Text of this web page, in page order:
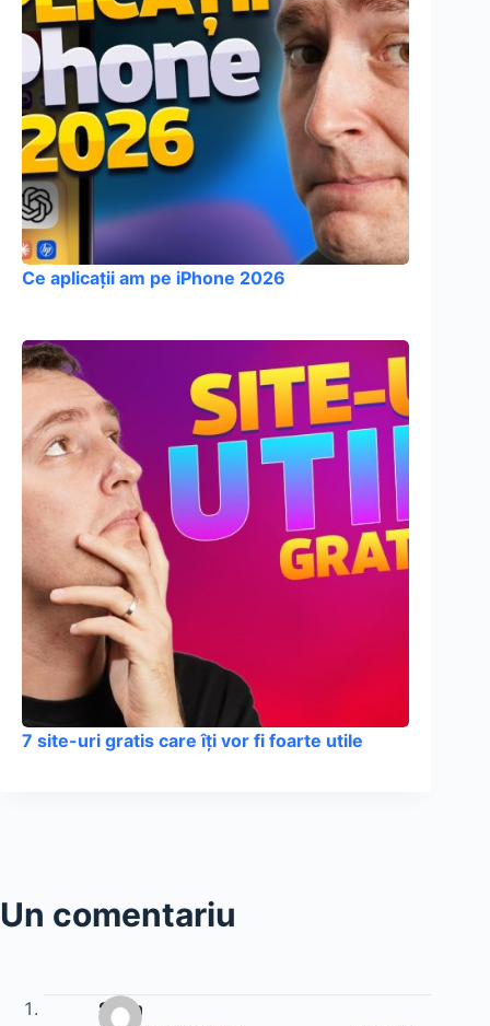
Ce aplicații am pe iPhone 2026
7 site-uri gratis care îți vor fi foarte utile
Un comentariu
Sorin